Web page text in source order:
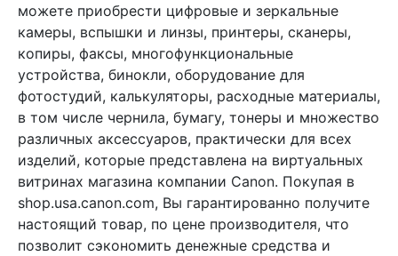
можете приобрести цифровые и зеркальные
камеры, вспышки и линзы, принтеры, сканеры,
копиры, факсы, многофункциональные
устройства, бинокли, оборудование для
фотостудий, калькуляторы, расходные материалы,
в том числе чернила, бумагу, тонеры и множество
различных аксессуаров, практически для всех
изделий, которые представлена на виртуальных
витринах магазина компании Canon. Покупая в
shop.usa.canon.com, Вы гарантированно получите
настоящий товар, по цене производителя, что
позволит сэкономить денежные средства и